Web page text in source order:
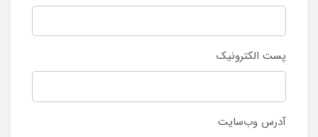
پست الکترونیک
آدرس وب‌سایت